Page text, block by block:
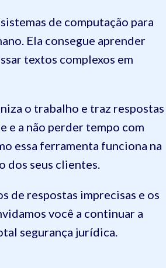
de computação para
Ela consegue aprender
textos complexos em
o trabalho e traz respostas
e a não perder tempo com
essa ferramenta funciona na
dos seus clientes.
de respostas imprecisas e os
você a continuar a
segurança jurídica.